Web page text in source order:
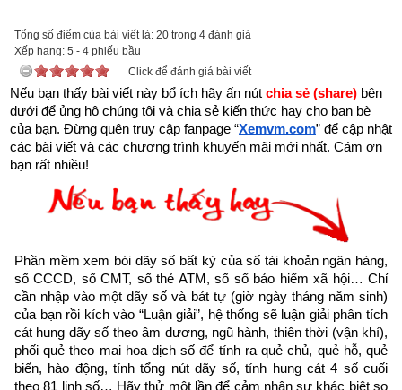
Trên đời có người hành Đại Thiện, gặp kiếp nạn này cũng bình
an”
Như vậy chúng ta đang sống trong thời gian cuối cùng của
thời kỳ mạt pháp khi mà đạo đức nhân loại suy đồi, bại hoại
Tổng số điểm của bài viết là: 20 trong 4 đánh giá
Xếp hạng: 5 - 4 phiếu bầu
Click để đánh giá bài viết
Nếu bạn thấy bài viết này bổ ích hãy ấn nút chia sẻ (share) bên
dưới để ủng hộ chúng tôi và chia sẻ kiến thức hay cho bạn bè
của bạn. Đừng quên truy cập fanpage “Xemvm.com” để cập nhật
các bài viết và các chương trình khuyến mãi mới nhất. Cám ơn
bạn rất nhiều!
Phần mềm xem bói dãy số bất kỳ của số tài khoản ngân hàng,
số CCCD, số CMT, số thẻ ATM, số sổ bảo hiểm xã hội… Chỉ
cần nhập vào một dãy số và bát tự (giờ ngày tháng năm sinh)
của bạn rồi kích vào “Luận giải”, hệ thống sẽ luận giải phân tích
cát hung dãy số theo âm dương, ngũ hành, thiên thời (vận khí),
phối quẻ theo mai hoa dịch số để tính ra quẻ chủ, quẻ hỗ, quẻ
biến, hào động, tính tổng nút dãy số, tính hung cát 4 số cuối
theo 81 linh số… Hãy thử một lần để cảm nhận sự khác biệt so